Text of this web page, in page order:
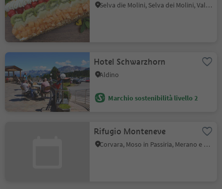
Selva die Molini, Selva dei Molini, Valle Aurina
Hotel Schwarzhorn
Aldino
Marchio sostenibilità livello 2
Rifugio Monteneve
Corvara, Moso in Passiria, Merano e dintorni